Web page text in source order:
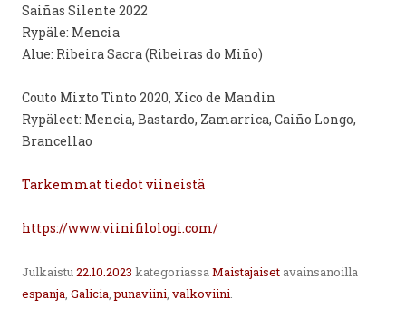
Saiñas Silente 2022
Rypäle: Mencia
Alue: Ribeira Sacra (Ribeiras do Miño)
Couto Mixto Tinto 2020, Xico de Mandin
Rypäleet: Mencia, Bastardo, Zamarrica, Caiño Longo,
Brancellao
Tarkemmat tiedot viineistä
https://www.viinifilologi.com/
Julkaistu22.10.2023 kategoriassaMaistajaiset avainsanoilla
espanja, Galicia,punaviini, valkoviini.